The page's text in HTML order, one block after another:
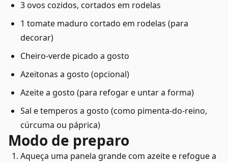
3 ovos cozidos, cortados em rodelas
1 tomate maduro cortado em rodelas (para
decorar)
Cheiro-verde picado a gosto
Azeitonas a gosto (opcional)
Azeite a gosto (para refogar e untar a forma)
Sal e temperos a gosto (como pimenta-do-reino,
cúrcuma ou páprica)
Modo de preparo
Aqueça uma panela grande com azeite e refogue a